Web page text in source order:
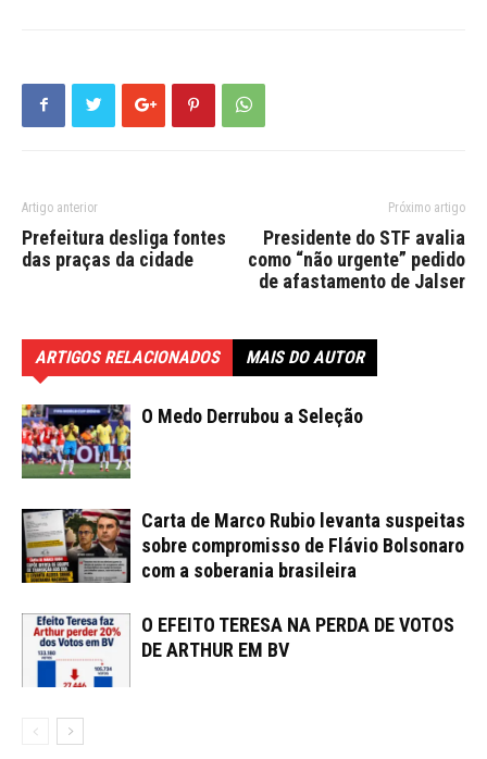
Artigo anterior
Prefeitura desliga fontes
das praças da cidade
Próximo artigo
Presidente do STF avalia
como “não urgente” pedido
de afastamento de Jalser
ARTIGOS RELACIONADOS MAIS DO AUTOR
O Medo Derrubou a Seleção
Carta de Marco Rubio levanta suspeitas
sobre compromisso de Flávio Bolsonaro
com a soberania brasileira
O EFEITO TERESA NA PERDA DE VOTOS
DE ARTHUR EM BV